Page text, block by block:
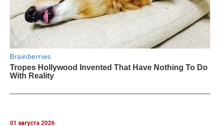
01 августа 2026